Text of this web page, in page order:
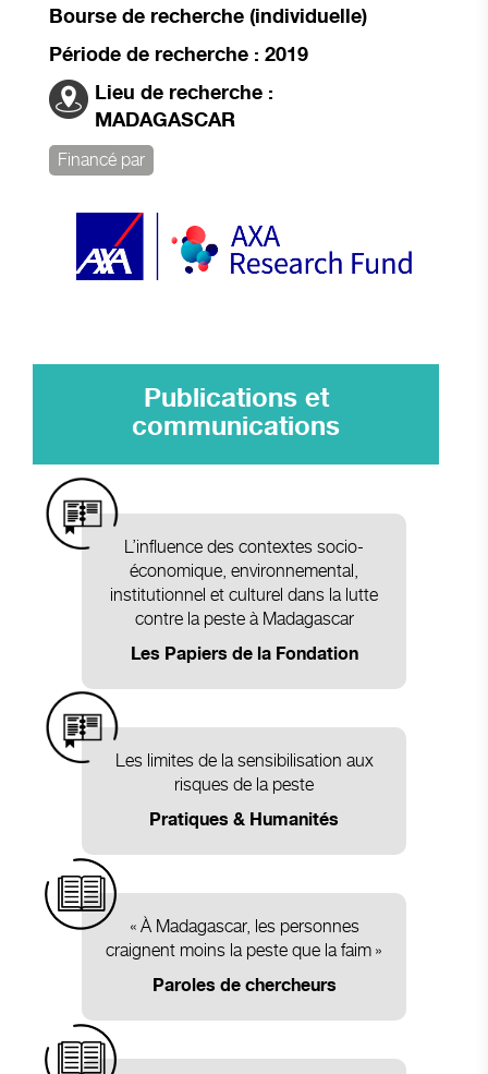
Bourse de recherche (individuelle)
Période de recherche : 2019
Lieu de recherche :
MADAGASCAR
Financé par
Publications et
communications
L’influence des contextes socio-
économique, environnemental,
institutionnel et culturel dans la lutte
contre la peste à Madagascar
Les Papiers de la Fondation
Les limites de la sensibilisation aux
risques de la peste
Pratiques & Humanités
« À Madagascar, les personnes
craignent moins la peste que la faim »
Paroles de chercheurs